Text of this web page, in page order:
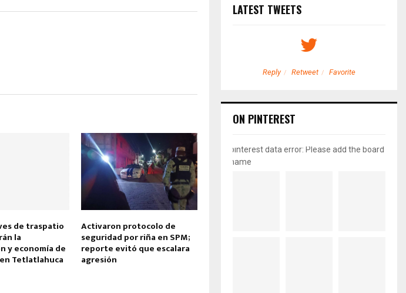
de traspatio
la
y economía de
Tetlatlahuca
Activaron protocolo de
seguridad por riña en SPM;
reporte evitó que escalara
agresión
LATEST TWEETS
Reply Retweet Favorite
ON PINTEREST
pinterest data error: Please add the board
name